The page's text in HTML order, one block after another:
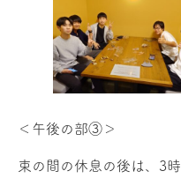
＜午後の部③＞
束の間の休息の後は、3